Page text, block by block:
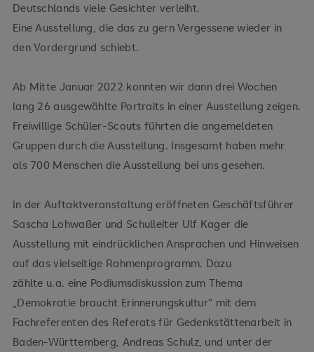
Deutschlands viele Gesichter verleiht.
Eine Ausstellung, die das zu gern Vergessene wieder in
den Vordergrund schiebt.
Ab Mitte Januar 2022 konnten wir dann drei Wochen
lang 26 ausgewählte Portraits in einer Ausstellung zeigen.
Freiwillige Schüler-Scouts führten die angemeldeten
Gruppen durch die Ausstellung. Insgesamt haben mehr
als 700 Menschen die Ausstellung bei uns gesehen.
In der Auftaktveranstaltung eröffneten Geschäftsführer
Sascha Lohwaßer und Schulleiter Ulf Kager die
Ausstellung mit eindrücklichen Ansprachen und Hinweisen
auf das vielseitige Rahmenprogramm. Dazu
zählte u.a. eine Podiumsdiskussion zum Thema
„Demokratie braucht Erinnerungskultur“ mit dem
Fachreferenten des Referats für Gedenkstättenarbeit in
Baden-Württemberg, Andreas Schulz, und unter der